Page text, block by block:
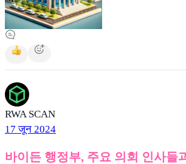
RWA SCAN
17 जून 2024
바이든 행정부, 주요 의회 인사들